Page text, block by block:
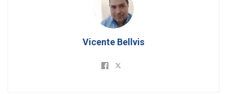
Vicente Bellvis